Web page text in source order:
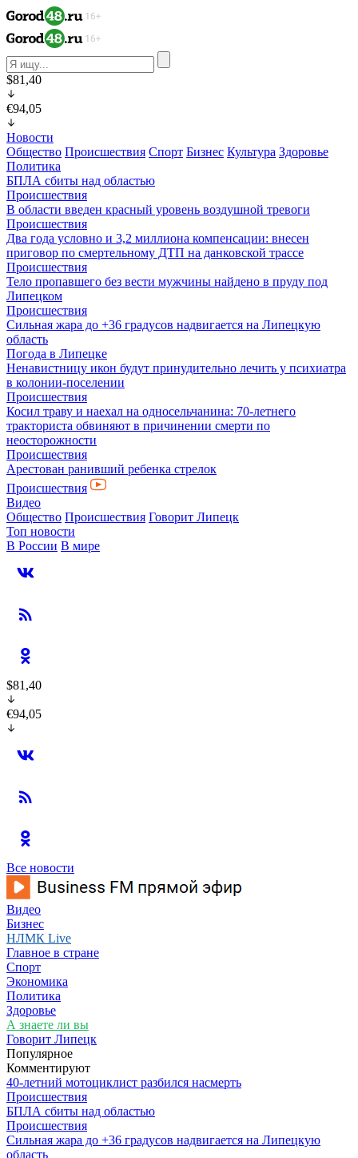
$81,40
€94,05
Новости
Общество Происшествия Спорт Бизнес Культура Здоровье
Политика
БПЛА сбиты над областью
Происшествия
В области введен красный уровень воздушной тревоги
Происшествия
Два года условно и 3,2 миллиона компенсации: внесен
приговор по смертельному ДТП на данковской трассе
Происшествия
Тело пропавшего без вести мужчины найдено в пруду под
Липецком
Происшествия
Сильная жара до +36 градусов надвигается на Липецкую
область
Погода в Липецке
Ненавистницу икон будут принудительно лечить у психиатра
в колонии-поселении
Происшествия
Косил траву и наехал на односельчанина: 70-летнего
тракториста обвиняют в причинении смерти по
неосторожности
Происшествия
Арестован ранивший ребенка стрелок
Происшествия
Видео
Общество Происшествия Говорит Липецк
Топ новости
В России В мире
$81,40
€94,05
Все новости
Видео
Бизнес
НЛМК Live
Главное в стране
Спорт
Экономика
Политика
Здоровье
А знаете ли вы
Говорит Липецк
Популярное
Комментируют
40-летний мотоциклист разбился насмерть
Происшествия
БПЛА сбиты над областью
Происшествия
Сильная жара до +36 градусов надвигается на Липецкую
область